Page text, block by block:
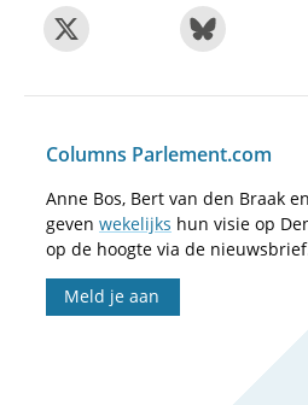
Columns Parlement.com
Anne Bos, Bert van den Braak
geven wekelijks hun visie op
op de hoogte via de
Meld je aan